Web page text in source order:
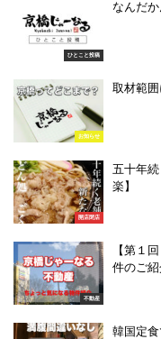
ひとこと投稿
なんだか
お知らせ
取材範
開店閉店
五十年
楽】
不動産
【第１
件のご紹
韓国定